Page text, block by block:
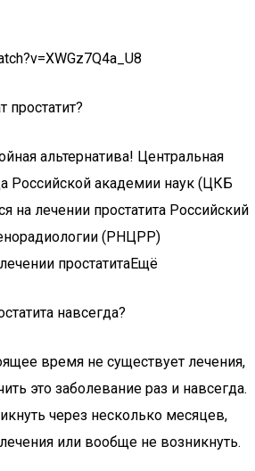
простатит?
альтернатива! Центральная
Российской академии наук (ЦКБ
на лечении простатита Российский
(РНЦРР)
простатитаЕщё
навсегда?
время не существует лечения,
это заболевание раз и навсегда.
через несколько месяцев,
или вообще не возникнуть.